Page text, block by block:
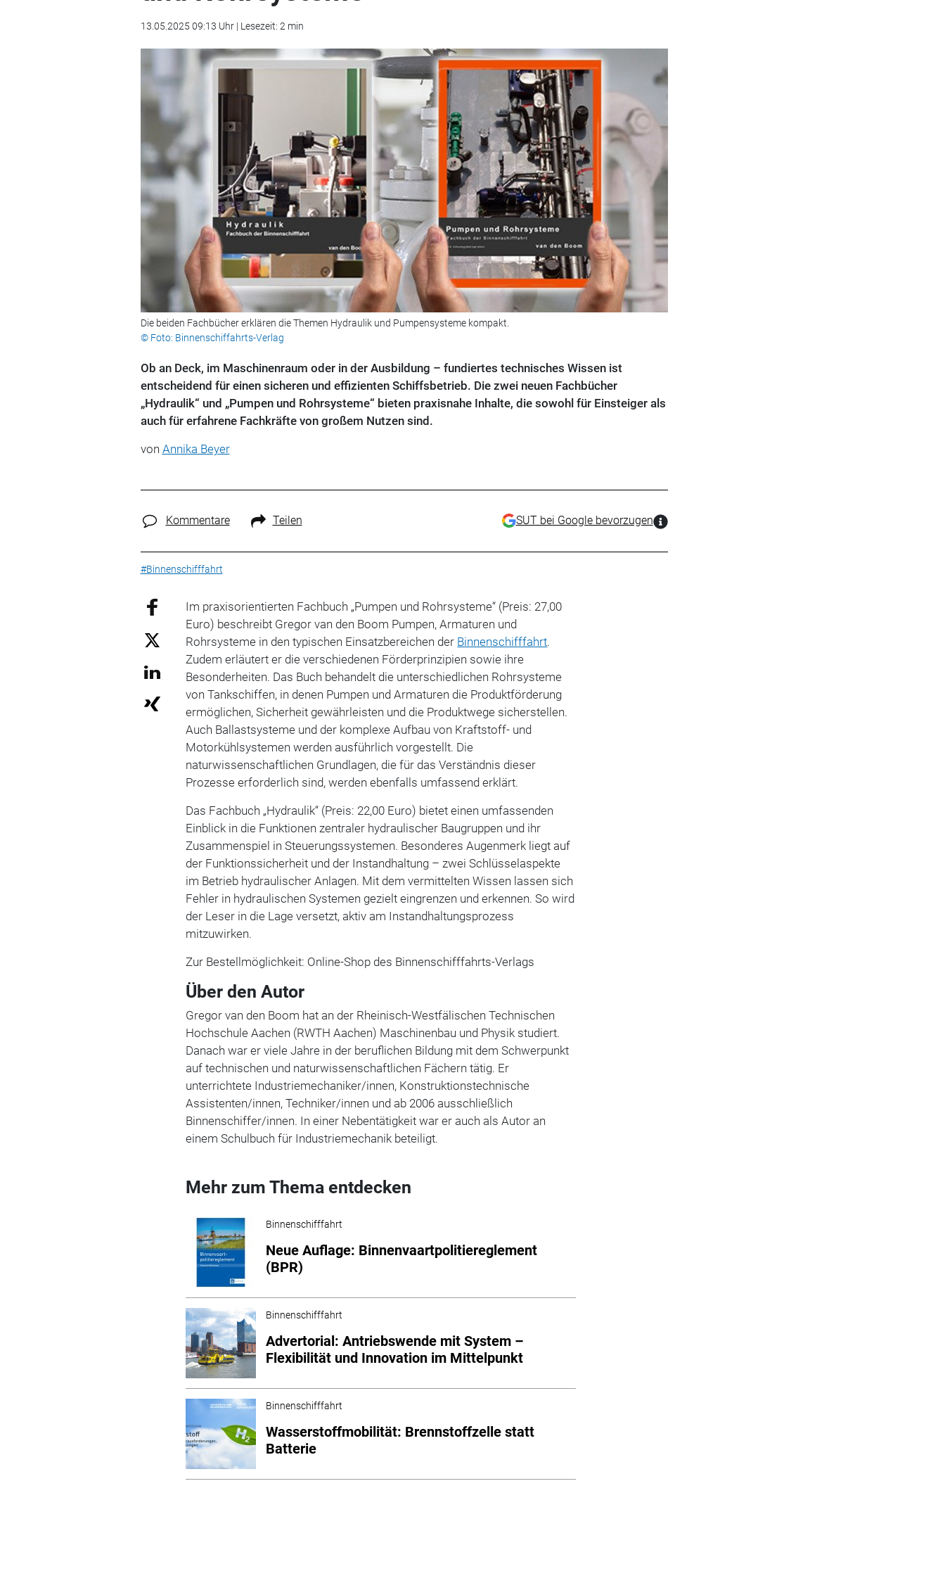
13.05.2025 09:13 Uhr | Lesezeit: 2 min
Die beiden Fachbücher erklären die Themen Hydraulik und Pumpensysteme kompakt.
© Foto: Binnenschiffahrts-Verlag
Ob an Deck, im Maschinenraum oder in der Ausbildung – fundiertes technisches Wissen ist
entscheidend für einen sicheren und effizienten Schiffsbetrieb. Die zwei neuen Fachbücher
„Hydraulik“ und „Pumpen und Rohrsysteme“ bieten praxisnahe Inhalte, die sowohl für Einsteiger als
auch für erfahrene Fachkräfte von großem Nutzen sind.
von Annika Beyer
Kommentare Teilen SUT bei Google bevorzugen
#Binnenschifffahrt
Im praxisorientierten Fachbuch „Pumpen und Rohrsysteme“ (Preis: 27,00
Euro) beschreibt Gregorvan den Boom Pumpen, Armaturen und
Rohrsysteme in den typischen Einsatzbereichen der Binnenschifffahrt.
Zudem erläutert er die verschiedenen Förderprinzipien sowie ihre
Besonderheiten. Das Buch behandelt die unterschiedlichen Rohrsysteme
von Tankschiffen, in denen Pumpen und Armaturen die Produktförderung
ermöglichen, Sicherheit gewährleisten und die Produktwege sicherstellen.
Auch Ballastsysteme und der komplexe Aufbau von Kraftstoff- und
Motorkühlsystemen werden ausführlich vorgestellt. Die
naturwissenschaftlichen Grundlagen, die für das Verständnis dieser
Prozesse erforderlich sind, werden ebenfalls umfassend erklärt.
Das Fachbuch „Hydraulik“ (Preis: 22,00 Euro) bietet einen umfassenden
Einblick in die Funktionen zentraler hydraulischer Baugruppen und ihr
Zusammenspiel in Steuerungssystemen. Besonderes Augenmerk liegt auf
der Funktionssicherheit und der Instandhaltung – zwei Schlüsselaspekte
im Betrieb hydraulischer Anlagen. Mit dem vermittelten Wissen lassen sich
Fehler in hydraulischen Systemen gezielt eingrenzen und erkennen. So wird
der Leser in die Lage versetzt, aktiv am Instandhaltungsprozess
mitzuwirken.
Zur Bestellmöglichkeit: Online-Shop des Binnenschifffahrts-Verlags
Über den Autor
Gregor van den Boom hat an der Rheinisch-Westfälischen Technischen
Hochschule Aachen (RWTH Aachen) Maschinenbau und Physik studiert.
Danach war er viele Jahre in der beruflichen Bildung mit dem Schwerpunkt
auf technischen und naturwissenschaftlichen Fächern tätig. Er
unterrichtete Industriemechaniker/innen, Konstruktionstechnische
Assistenten/innen, Techniker/innen und ab 2006 ausschließlich
Binnenschiffer/innen. In einer Nebentätigkeit war er auch als Autor an
einem Schulbuch für Industriemechanik beteiligt.
Mehr zum Thema entdecken
Binnenschifffahrt
Neue Auflage: Binnenvaartpolitiereglement
(BPR)
Binnenschifffahrt
Advertorial: Antriebswende mit System –
Flexibilität und Innovation im Mittelpunkt
Binnenschifffahrt
Wasserstoffmobilität: Brennstoffzelle statt
Batterie